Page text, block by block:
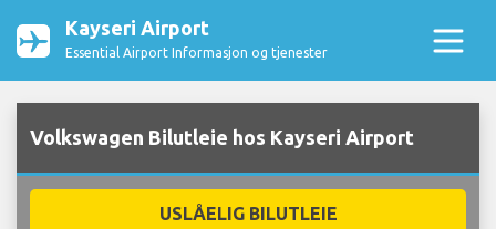
Kayseri Airport
Essential Airport Informasjon og tjenester
Volkswagen Bilutleie hos Kayseri Airport
USLÅELIG BILUTLEIE